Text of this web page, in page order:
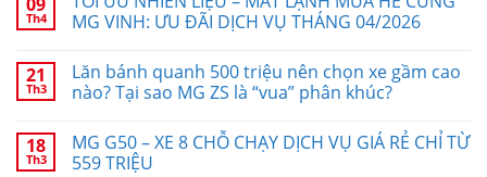
09
Th4
MG VINH: ƯU ĐÃI DỊCH VỤ THÁNG 04/2026
21
Th3
Lăn bánh quanh 500 triệu nên chọn xe gầm cao
nào? Tại sao MG ZS là “vua” phân khúc?
18
Th3
MG G50 – XE 8 CHỖ CHẠY DỊCH VỤ GIÁ RẺ CHỈ TỪ
559 TRIỆU